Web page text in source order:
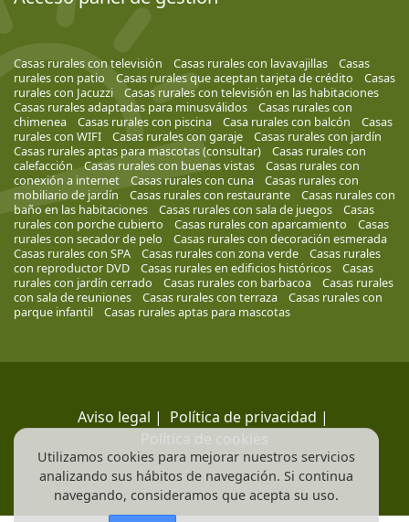
Casas rurales con televisión Casas rurales con lavavajillas
Casas
rurales con patio
Casas rurales que aceptan tarjeta de crédito
Casas
rurales con Jacuzzi
Casas rurales con televisión en las habitaciones
Casas rurales adaptadas para minusválidos
Casas rurales con
chimenea
Casas rurales con piscina Casa rurales con balcón
Casas
rurales con WIFI
Casas rurales con garaje
Casas rurales con jardín
Casas rurales aptas para mascotas (consultar)
Casas rurales con
calefacción
Casas rurales con buenas vistas
Casas rurales con
conexión a internet
Casas rurales con cuna
Casas rurales con
mobiliario de jardín
Casas rurales con restaurante
Casas rurales con
baño en las habitaciones
Casas rurales con sala de juegos
Casas
rurales con porche cubierto
Casas rurales con aparcamiento
Casas
rurales con secador de pelo
Casas rurales con decoración esmerada
Casas rurales con SPA
Casas rurales con zona verde
Casas rurales
con reproductor DVD
Casas rurales en edificios históricos
Casas
rurales con jardín cerrado
Casas rurales con barbacoa
Casas rurales
con sala de reuniones
Casas rurales con terraza
Casas rurales con
parque infantil
Casas rurales aptas para mascotas
Aviso legal | Política de privacidad |
Política de cookies
Utilizamos cookies para mejorar nuestros servicios
analizando sus hábitos de navegación. Si continua
navegando, consideramos que acepta su uso.